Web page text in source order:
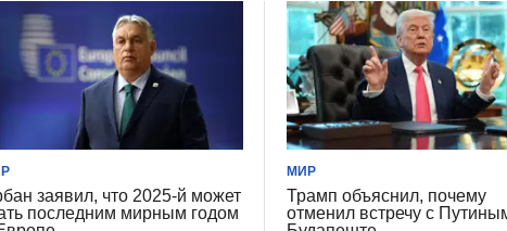
заявил, что 2025-й может
последним мирным годом
МИР
Трамп объяснил, почему
отменил встречу с